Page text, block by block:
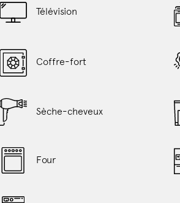
Télévision
Coffre-fort
Sèche-cheveux
Four